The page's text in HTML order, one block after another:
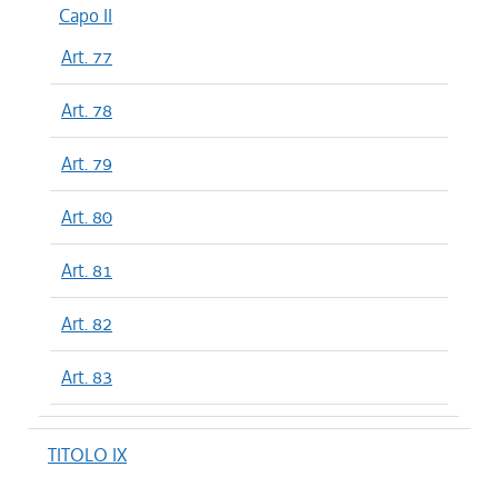
Capo II
Art. 77
Art. 78
Art. 79
Art. 80
Art. 81
Art. 82
Art. 83
TITOLO IX